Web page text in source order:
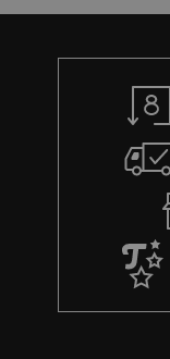
i
e
a
h
m
n